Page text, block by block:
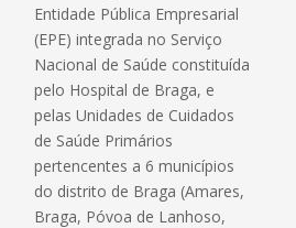
Entidade Pública Empresarial
(EPE) integrada no Serviço
Nacional de Saúde constituída
pelo Hospital de Braga, e
pelas Unidades de Cuidados
de Saúde Primários
pertencentes a 6 municípios
do distrito de Braga (Amares,
Braga, Póvoa de Lanhoso,